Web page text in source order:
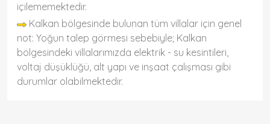
içilememektedir.
Kalkan bölgesinde bulunan tüm villalar için genel
not: Yoğun talep görmesi sebebiyle; Kalkan
bölgesindeki villalarımızda elektrik - su kesintileri,
voltaj düşüklüğü, alt yapı ve inşaat çalışması gibi
durumlar olabilmektedir.